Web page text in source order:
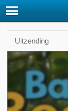
Uitzending